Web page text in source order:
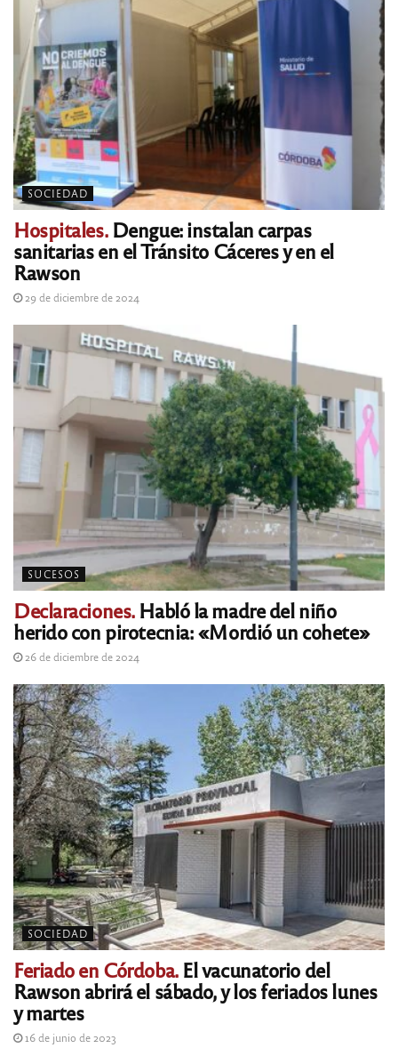
SOCIEDAD
Hospitales.Dengue: instalan carpas
sanitarias en el Tránsito Cáceres y en el
Rawson
29 de diciembre de 2024
SUCESOS
Declaraciones.Habló la madre del niño
herido con pirotecnia: «Mordió un cohete»
26 de diciembre de 2024
SOCIEDAD
Feriado en Córdoba.El vacunatorio del
Rawson abrirá el sábado, y los feriados lunes
y martes
16 de junio de 2023